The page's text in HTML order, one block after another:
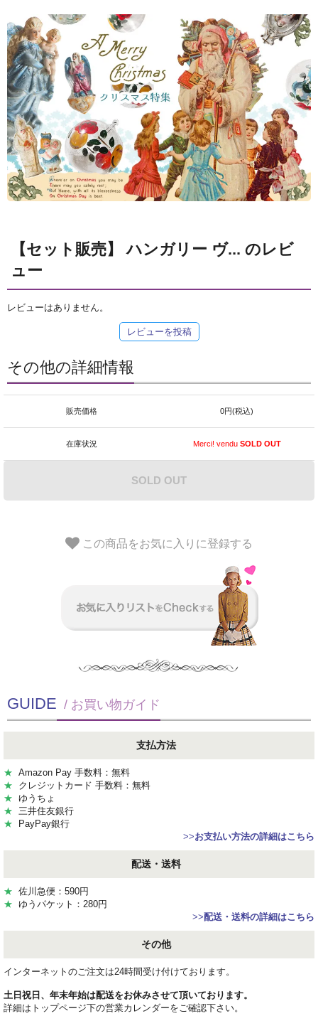
【セット販売】 ハンガリー ヴ... のレビ
ュー
レビューはありません。
レビューを投稿
その他の詳細情報
販売価格 0円(税込)
在庫状況 Merci! venduSOLD OUT
SOLD OUT
この商品をお気に入りに登録する
GUIDE / お買い物ガイド
支払方法
★ Amazon Pay 手数料：無料
★ クレジットカード 手数料：無料
★ ゆうちょ
★ 三井住友銀行
★ PayPay銀行
>>お支払い方法の詳細はこちら
配送・送料
★ 佐川急便：590円
★ ゆうパケット：280円
>>配送・送料の詳細はこちら
その他
インターネットのご注文は24時間受け付けております。
土日祝日、年末年始は配送をお休みさせて頂いております。
詳細はトップページ下の営業カレンダーをご確認下さい。